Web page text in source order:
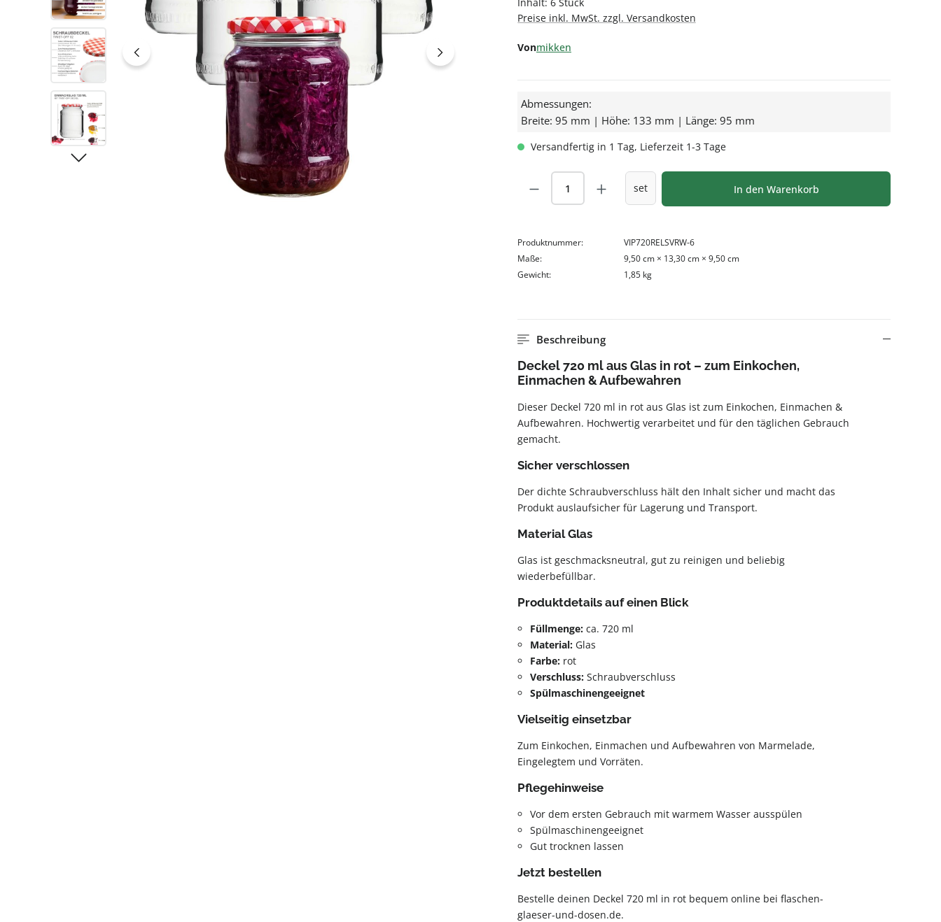
Preise inkl. MwSt. zzgl. Versandkosten
Vonmikken
Abmessungen:
Breite: 95 mm | Höhe: 133 mm | Länge: 95 mm
Versandfertig in 1 Tag, Lieferzeit 1-3 Tage
Produkt Anzahl: Gib den gewünschten Wert ein
set In den Warenkorb
Produktnummer:
VIP720RELSVRW-6
Maße:
9,50 cm × 13,30 cm × 9,50 cm
Gewicht:
1,85 kg
Beschreibung
Deckel 720 ml aus Glas in rot – zum Einkochen,
Einmachen & Aufbewahren
Dieser Deckel 720 ml in rot aus Glas ist zum Einkochen, Einmachen &
Aufbewahren. Hochwertig verarbeitet und für den täglichen Gebrauch
gemacht.
Sicher verschlossen
Der dichte Schraubverschluss hält den Inhalt sicher und macht das
Produkt auslaufsicher für Lagerung und Transport.
Material Glas
Glas ist geschmacksneutral, gut zu reinigen und beliebig
wiederbefüllbar.
Produktdetails auf einen Blick
Füllmenge: ca. 720 ml
Material: Glas
Farbe: rot
Verschluss: Schraubverschluss
Spülmaschinengeeignet
Vielseitig einsetzbar
Zum Einkochen, Einmachen und Aufbewahren von Marmelade,
Eingelegtem und Vorräten.
Pflegehinweise
Vor dem ersten Gebrauch mit warmem Wasser ausspülen
Spülmaschinengeeignet
Gut trocknen lassen
Jetzt bestellen
Bestelle deinen Deckel 720 ml in rot bequem online bei flaschen-
glaeser-und-dosen.de.